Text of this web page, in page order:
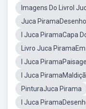
Imagens Do LivroI
Juca
I Juca PiramaCapa
Livro Juca
I Juca
I Juca
PinturaJuca Pirama
I Juca